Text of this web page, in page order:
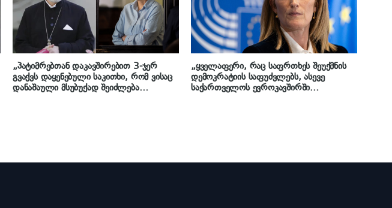
„პატიმრებთან დაკავშირებით 3-ჯერ
გვაქვს დაყენებული საკითხი, რომ ვისაც
დანაშაული მსუბუქად შეიძლება
„ყველაფერი, რაც საფრთხეს შეუქმნის
დემოკრატიის საფუძვლებს, ასევე
საქართველოს ევროკავშირში